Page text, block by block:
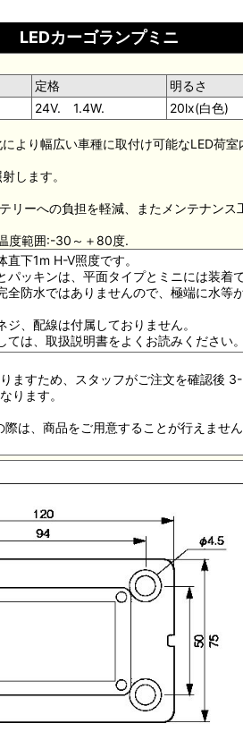
LEDカーゴランプミニ
定格 明るさ
24V. 1.4W. 20lx(白色)
より幅広い車種に取付け可能なLED荷室
します。
リーへの負担を軽減、またメンテナンス
度範囲:-30～＋80度.
直下1m H-V照度です。
パッキンは、平面タイプとミニには装着で
全防水ではありませんので、極端に水等
ジ、配線は付属しておりません。
ては、取扱説明書をよくお読みください。
ますため、スタッフがご注文を確認後
ります。
際は、商品をご用意することが行えませ